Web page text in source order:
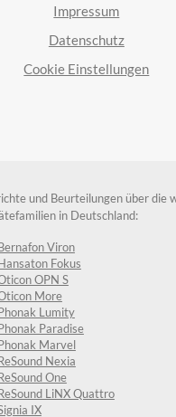
Impressum
Datenschutz
Cookie Einstellungen
und Beurteilungen über die
in Deutschland:
Viron
Fokus
OPN S
More
Lumity
Paradise
Marvel
Nexia
One
LiNX Quattro
IX